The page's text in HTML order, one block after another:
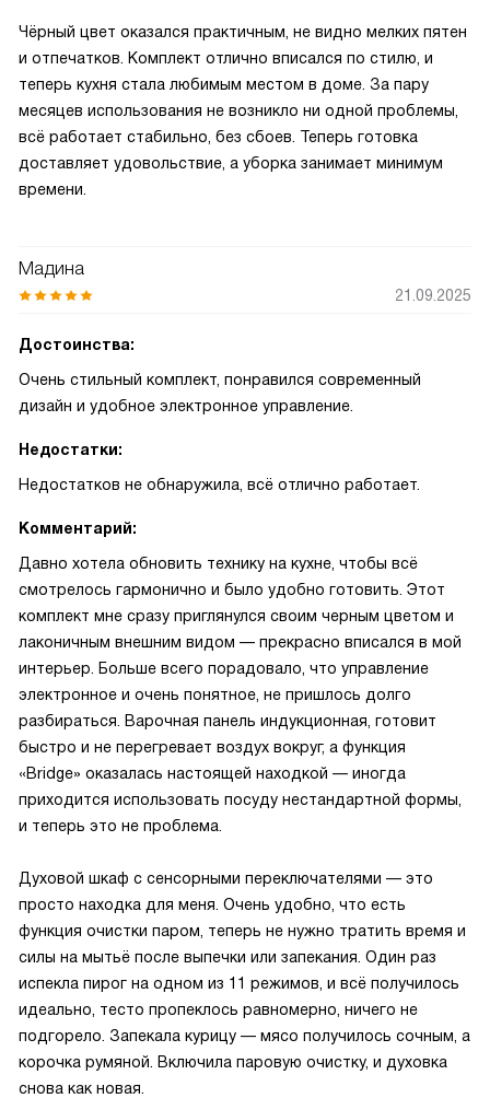
Чёрный цвет оказался практичным, не видно мелких пятен
и отпечатков. Комплект отлично вписался по стилю, и
теперь кухня стала любимым местом в доме. За пару
месяцев использования не возникло ни одной проблемы,
всё работает стабильно, без сбоев. Теперь готовка
доставляет удовольствие, а уборка занимает минимум
времени.
Мадина
21.09.2025
Достоинства:
Очень стильный комплект, понравился современный
дизайн и удобное электронное управление.
Недостатки:
Недостатков не обнаружила, всё отлично работает.
Комментарий:
Давно хотела обновить технику на кухне, чтобы всё
смотрелось гармонично и было удобно готовить. Этот
комплект мне сразу приглянулся своим черным цветом и
лаконичным внешним видом — прекрасно вписался в мой
интерьер. Больше всего порадовало, что управление
электронное и очень понятное, не пришлось долго
разбираться. Варочная панель индукционная, готовит
быстро и не перегревает воздух вокруг, а функция
«Bridge» оказалась настоящей находкой — иногда
приходится использовать посуду нестандартной формы,
и теперь это не проблема.
Духовой шкаф с сенсорными переключателями — это
просто находка для меня. Очень удобно, что есть
функция очистки паром, теперь не нужно тратить время и
силы на мытьё после выпечки или запекания. Один раз
испекла пирог на одном из 11 режимов, и всё получилось
идеально, тесто пропеклось равномерно, ничего не
подгорело. Запекала курицу — мясо получилось сочным, а
корочка румяной. Включила паровую очистку, и духовка
снова как новая.